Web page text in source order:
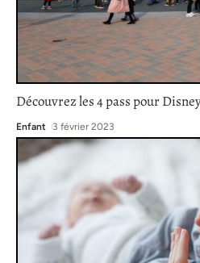
Découvrez les 4 pass pour
Enfant 3 février 2023